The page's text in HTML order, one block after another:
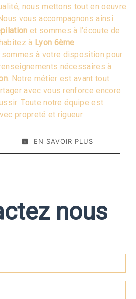
nous mettons tout en oeuvre
vous accompagnons ainsi
et sommes à l’écoute de
à Lyon 6ème
sommes à votre disposition pour
nécessaires à
. Notre métier est avant tout
avec vous renforce encore
Toute notre équipe est
propreté et rigueur.
EN SAVOIR PLUS
nous